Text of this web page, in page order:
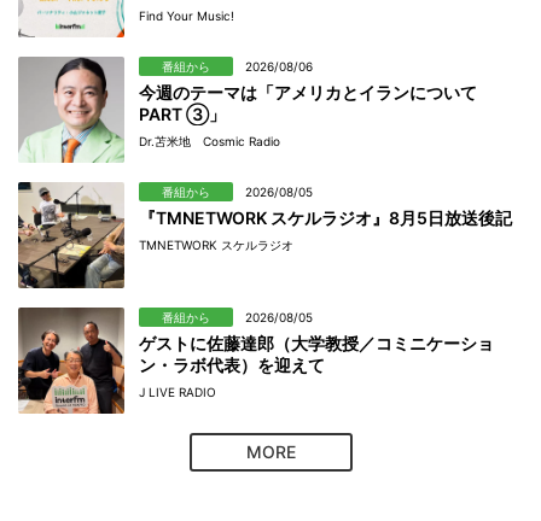
Find Your Music!
番組から 2026/08/06
今週のテーマは「アメリカとイランについて
PART ③」
Dr.苫米地 Cosmic Radio
番組から 2026/08/05
『TMNETWORK スケルラジオ』8月5日放送後記
TMNETWORK スケルラジオ
番組から 2026/08/05
ゲストに佐藤達郎（大学教授／コミニケーショ
ン・ラボ代表）を迎えて
J LIVE RADIO
MORE